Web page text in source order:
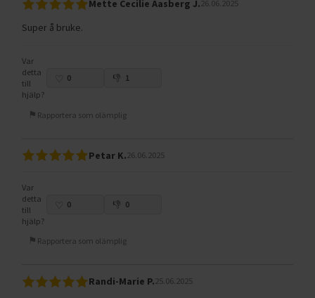
Mette Cecilie Aasberg J.26.06.2025
Super å bruke.
Var
detta
till
hjälp?
0 1
Rapportera som olämplig
Petar K. 26.06.2025
Var
detta
till
hjälp?
0 0
Rapportera som olämplig
Randi-Marie P.25.06.2025